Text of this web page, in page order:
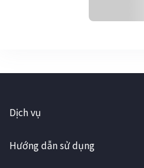
Dịch vụ
Hướng dẫn sử dụng